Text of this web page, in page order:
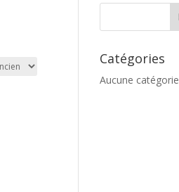
Catégories
Aucune catégorie